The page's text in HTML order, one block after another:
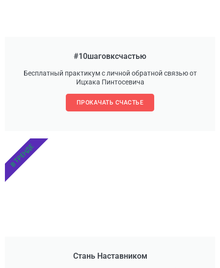
#10шаговксчастью
Бесплатный практикум с личной обратной связью от
Ицхака Пинтосевича
ПРОКАЧАТЬ СЧАСТЬЕ
Стань Наставником
В ТРЕНДЕ